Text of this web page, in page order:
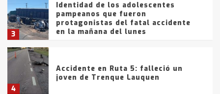
3
Identidad de los adolescentes
pampeanos que fueron
protagonistas del fatal accidente
en la mañana del lunes
4
Accidente en Ruta 5: falleció un
joven de Trenque Lauquen